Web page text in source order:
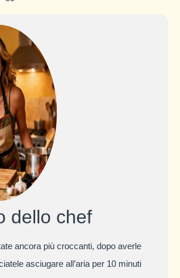
dello chef
ancora più croccanti, dopo averle
asciugare all’aria per 10 minuti